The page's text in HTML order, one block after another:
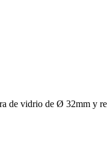
de vidrio de Ø 32mm y